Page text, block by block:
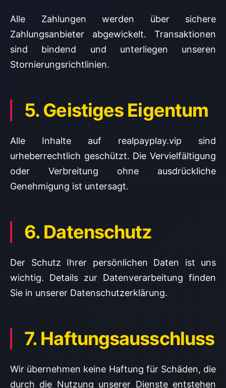
Alle Zahlungen werden über sichere
Zahlungsanbieter abgewickelt. Transaktionen
sind bindend und unterliegen unseren
Stornierungsrichtlinien.
5. Geistiges Eigentum
Alle Inhalte auf realpayplay.vip sind
urheberrechtlich geschützt. Die Vervielfältigung
oder Verbreitung ohne ausdrückliche
Genehmigung ist untersagt.
6. Datenschutz
Der Schutz Ihrer persönlichen Daten ist uns
wichtig. Details zur Datenverarbeitung finden
Sie in unserer Datenschutzerklärung.
7. Haftungsausschluss
Wir übernehmen keine Haftung für Schäden, die
durch die Nutzung unserer Dienste entstehen